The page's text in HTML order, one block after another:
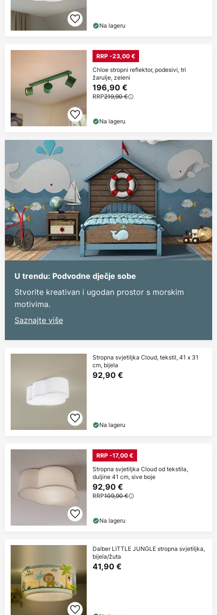
Na lageru
RRP -23,00 €
Chloe stropni reflektor, podesivi, tri
žarulje, zeleni
196,90 €
RRP219,90 €
Na lageru
U trendu: Podvodne dječje sobe
Stvorite kreativan i ugodan prostor s morskim
motivima.
Saznajte više
Stropna svjetiljka Cloud, tekstil, 41 x 31
cm, bijela
92,90 €
Na lageru
RRP -17,00 €
Stropna svjetiljka Cloud od tekstila,
duljine 41 cm, sive boje
92,90 €
RRP109,90 €
Na lageru
Dalber LITTLE JUNGLE stropna svjetiljka,
bijela/žuta
41,90 €